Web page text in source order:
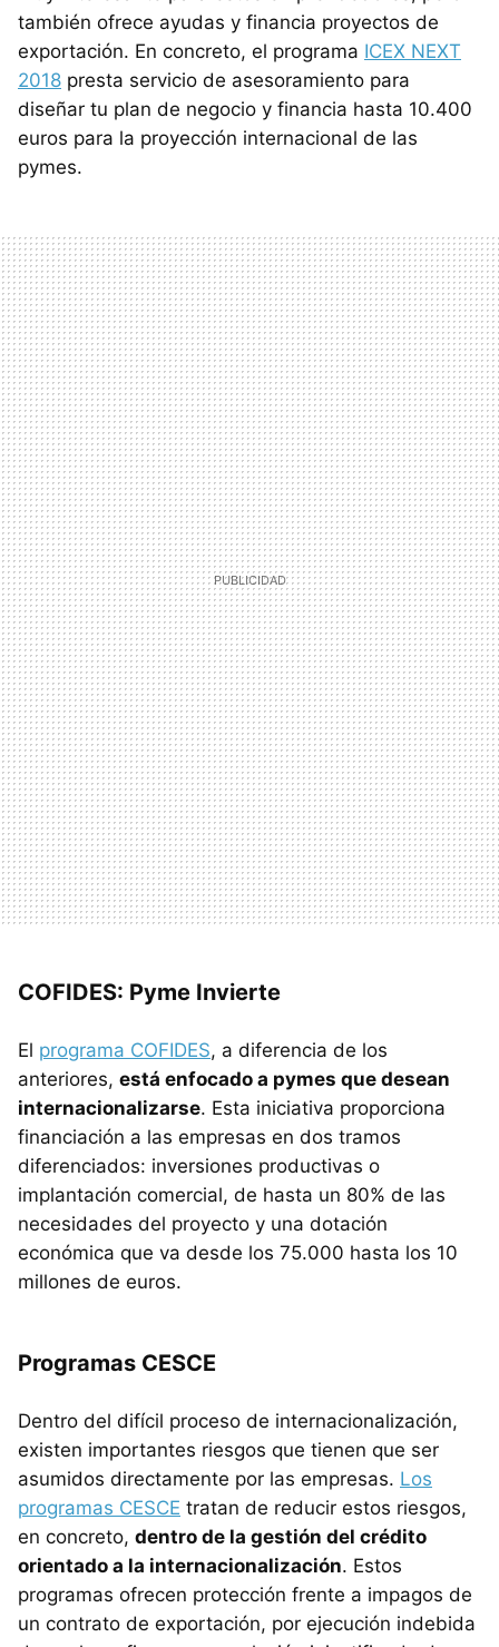
también ofrece ayudas y financia proyectos de
exportación. En concreto, el programa ICEX NEXT
2018 presta servicio de asesoramiento para
diseñar tu plan de negocio y financia hasta 10.400
euros para la proyección internacional de las
pymes.
COFIDES: Pyme Invierte
El programa COFIDES, a diferencia de los
anteriores, está enfocado a pymes que desean
internacionalizarse. Esta iniciativa proporciona
financiación a las empresas en dos tramos
diferenciados: inversiones productivas o
implantación comercial, de hasta un 80% de las
necesidades del proyecto y una dotación
económica que va desde los 75.000 hasta los 10
millones de euros.
Programas CESCE
Dentro del difícil proceso de internacionalización,
existen importantes riesgos que tienen que ser
asumidos directamente por las empresas. Los
programas CESCE tratan de reducir estos riesgos,
en concreto, dentro de la gestión del crédito
orientado a la internacionalización. Estos
programas ofrecen protección frente a impagos de
un contrato de exportación, por ejecución indebida